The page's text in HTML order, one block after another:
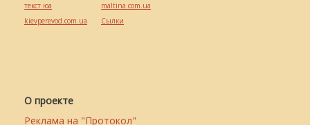
О проекте
Реклама на "Протокол"
текст юа
kievperevod.com.ua
maltina.com.ua
Cылки